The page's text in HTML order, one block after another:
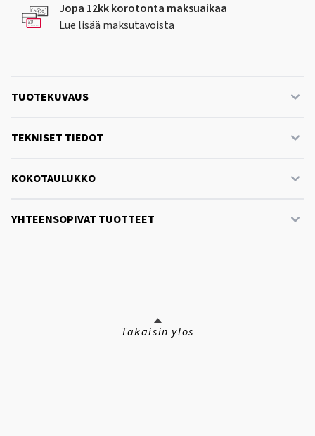
Jopa 12kk korotonta maksuaikaa
Lue lisää maksutavoista
TUOTEKUVAUS
TEKNISET TIEDOT
KOKOTAULUKKO
YHTEENSOPIVAT TUOTTEET
Takaisin ylös